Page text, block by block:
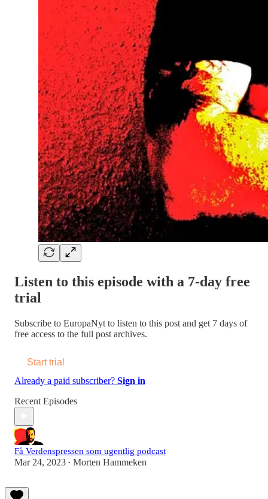
Listen to this episode with a 7-day free
trial
Subscribe to EuropaNyt to listen to this post and get 7 days of
free access to the full post archives.
Start trial
Already a paid subscriber? Sign in
Recent Episodes
Få Verdenspressen som ugentlig podcast
Mar 24, 2023 • Morten Hammeken